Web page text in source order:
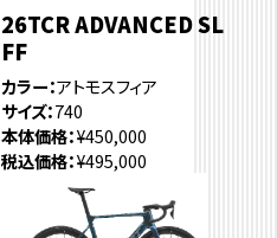
26TCR ADVANCED SL
FF
カラー アトモスフィア
サイズ 740
本体価格 ¥450,000
税込価格 ¥495,000